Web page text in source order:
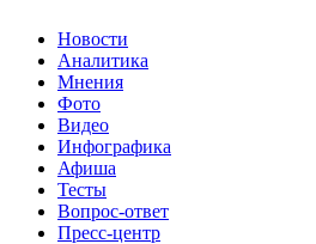
Новости
Аналитика
Мнения
Фото
Видео
Инфографика
Афиша
Тесты
Вопрос-ответ
Пресс-центр